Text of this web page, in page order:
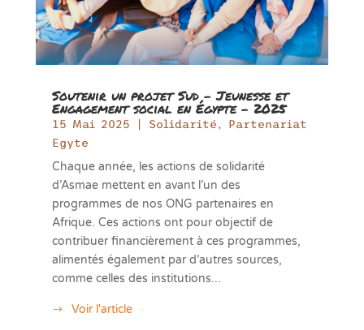
Soutenir un projet Sud – Jeunesse et
Engagement social en Égypte – 2025
15 Mai 2025 Solidarité, Partenariat
Egyte
Chaque année, les actions de solidarité
d’Asmae mettent en avant l’un des
programmes de nos ONG partenaires en
Afrique. Ces actions ont pour objectif de
contribuer financièrement à ces programmes,
alimentés également par d’autres sources,
comme celles des institutions...
Voir l'article